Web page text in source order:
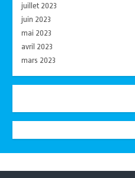
juillet 2023
juin 2023
mai 2023
avril 2023
mars 2023